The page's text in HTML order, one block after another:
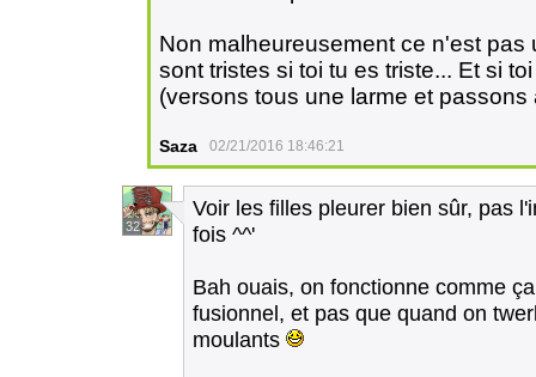
Non malheureusement ce n'est
sont tristes si toi tu es triste... Et si
(versons tous une larme et
Saza 02/21/2016 18:46:21
32
Voir les filles pleurer bien sûr, pas
fois ^^'
Bah ouais, on fonctionne comme
fusionnel, et pas que quand on
moulants